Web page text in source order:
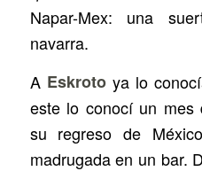
Napar-Mex: una
navarra.
A Eskrotoya lo
este lo conocí un
su regreso de
madrugada en un bar.